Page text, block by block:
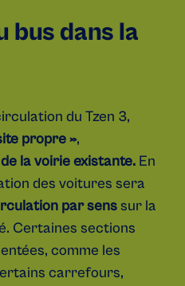
bus dans la
du Tzen 3,
propre »,
la voirie existante. En
des voitures sera
par senssur la
Certaines sections
comme les
carrefours,